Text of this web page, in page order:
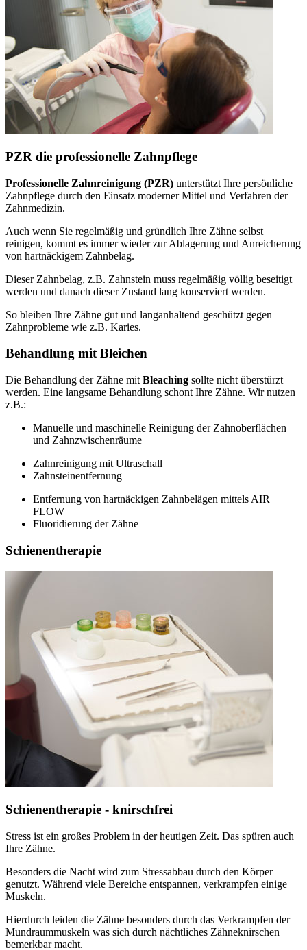
PZR die professionelle Zahnpflege
Professionelle Zahnreinigung (PZR) unterstützt Ihre persönliche
Zahnpflege durch den Einsatz moderner Mittel und Verfahren der
Zahnmedizin.
Auch wenn Sie regelmäßig und gründlich Ihre Zähne selbst
reinigen, kommt es immer wieder zur Ablagerung und Anreicherung
von hartnäckigem Zahnbelag.
Dieser Zahnbelag, z.B. Zahnstein muss regelmäßig völlig beseitigt
werden und danach dieser Zustand lang konserviert werden.
So bleiben Ihre Zähne gut und langanhaltend geschützt gegen
Zahnprobleme wie z.B. Karies.
Behandlung mit Bleichen
Die Behandlung der Zähne mit Bleaching sollte nicht überstürzt
werden. Eine langsame Behandlung schont Ihre Zähne. Wir nutzen
z.B.:
Manuelle und maschinelle Reinigung der Zahnoberflächen
und Zahnzwischenräume
Zahnreinigung mit Ultraschall
Zahnsteinentfernung
Entfernung von hartnäckigen Zahnbelägen mittels AIR
FLOW
Fluoridierung der Zähne
Schienentherapie
Schienentherapie - knirschfrei
Stress ist ein großes Problem in der heutigen Zeit. Das spüren auch
Ihre Zähne.
Besonders die Nacht wird zum Stressabbau durch den Körper
genutzt. Während viele Bereiche entspannen, verkrampfen einige
Muskeln.
Hierdurch leiden die Zähne besonders durch das Verkrampfen der
Mundraummuskeln was sich durch nächtliches Zähneknirschen
bemerkbar macht.